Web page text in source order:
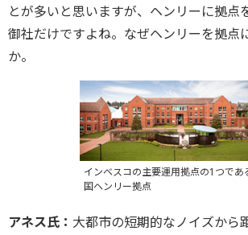
とが多いと思いますが、ヘンリーに拠点
御社だけですよね。なぜヘンリーを拠点
か。
インベスコの主要運用拠点の1つであ
国ヘンリー拠点
アネス氏： 大都市の短期的なノイズから